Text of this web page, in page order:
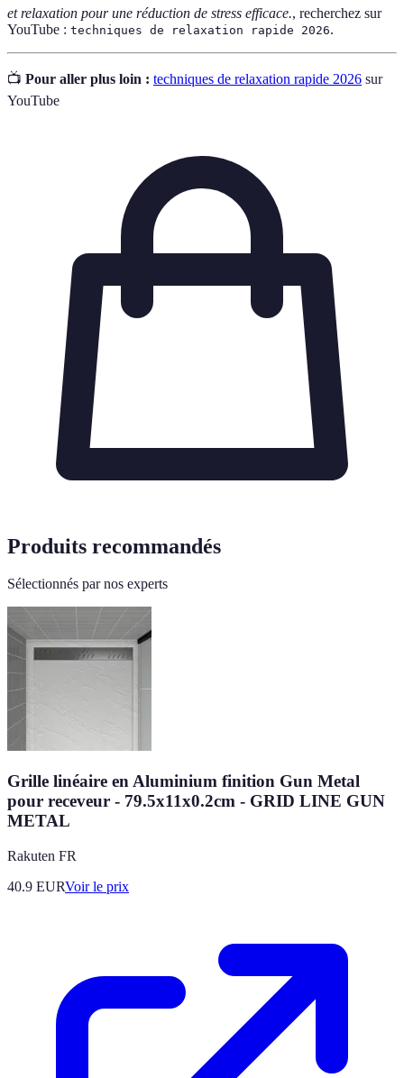
et relaxation pour une réduction de stress efficace., recherchez sur
YouTube : techniques de relaxation rapide 2026.
📺 Pour aller plus loin : techniques de relaxation rapide 2026 sur
YouTube
Produits recommandés
Sélectionnés par nos experts
Grille linéaire en Aluminium finition Gun Metal
pour receveur - 79.5x11x0.2cm - GRID LINE GUN
METAL
Rakuten FR
40.9 EURVoir le prix